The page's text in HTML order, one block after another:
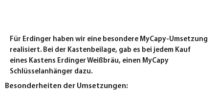
Für Erdinger haben wir eine besondere MyCapy-Umsetzung
realisiert. Bei der Kastenbeilage, gab es bei jedem Kauf
eines Kastens Erdinger Weißbräu, einen MyCapy
Schlüsselanhänger dazu.
Besonderheiten der Umsetzungen: